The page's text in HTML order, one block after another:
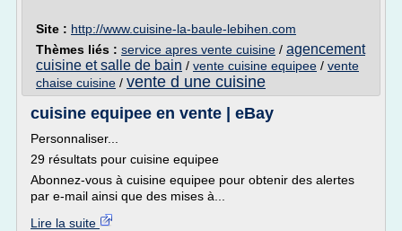
Site : http://www.cuisine-la-baule-lebihen.com
Thèmes liés : service apres vente cuisine / agencement
cuisine et salle de bain / vente cuisine equipee / vente
chaise cuisine / vente d une cuisine
cuisine equipee en vente | eBay
Personnaliser...
29 résultats pour cuisine equipee
Abonnez-vous à cuisine equipee pour obtenir des alertes
par e-mail ainsi que des mises à...
Lire la suite